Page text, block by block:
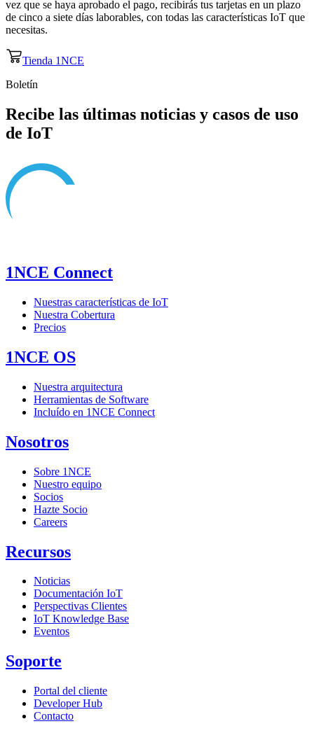
vez que se haya aprobado el pago, recibirás tus tarjetas en un plazo
de cinco a siete días laborables, con todas las características IoT que
necesitas.
Tienda 1NCE
Boletín
Recibe las últimas noticias y casos de uso
de IoT
1NCE Connect
Nuestras características de IoT
Nuestra Cobertura
Precios
1NCE OS
Nuestra arquitectura
Herramientas de Software
Incluído en 1NCE Connect
Nosotros
Sobre 1NCE
Nuestro equipo
Socios
Hazte Socio
Careers
Recursos
Noticias
Documentación IoT
Perspectivas Clientes
IoT Knowledge Base
Eventos
Soporte
Portal del cliente
Developer Hub
Contacto